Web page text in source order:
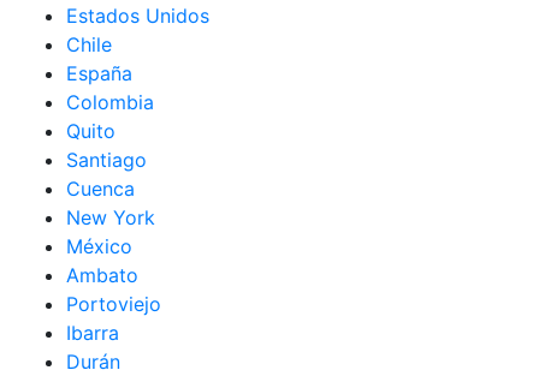
Estados Unidos
Chile
España
Colombia
Quito
Santiago
Cuenca
New York
México
Ambato
Portoviejo
Ibarra
Durán